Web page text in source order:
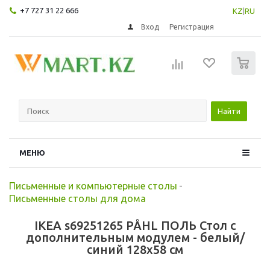
+7 727 31 22 666 KZ RU
Вход Регистрация
Найти
МЕНЮ
Письменные и компьютерные столы -
Письменные столы для дома
IKEA s69251265 PÅHL ПОЛЬ Стол с
дополнительным модулем - белый/
синий 128x58 см